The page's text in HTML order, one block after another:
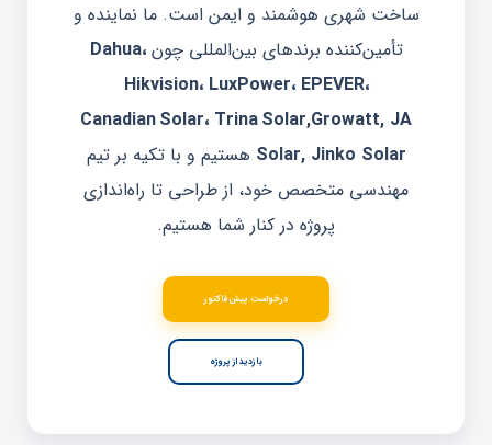
ساخت شهری هوشمند و ایمن است. ما نماینده و
تأمین‌کننده برندهای بین‌المللی چونDahua،
Hikvision، LuxPower، EPEVER،
Canadian Solar، Trina Solar,Growatt, JA
Solar, Jinko Solar هستیم و با تکیه بر تیم
مهندسی متخصص خود، از طراحی تا راه‌اندازی
پروژه در کنار شما هستیم.
درخواست پیش فاکتور
بازدید از پروژه